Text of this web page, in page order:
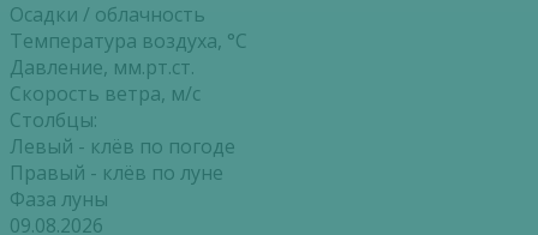
Осадки / облачность
Температура воздуха, °С
Давление, мм.рт.ст.
Скорость ветра, м/с
Столбцы:
Левый - клёв по погоде
Правый - клёв по луне
Фаза луны
09.08.2026